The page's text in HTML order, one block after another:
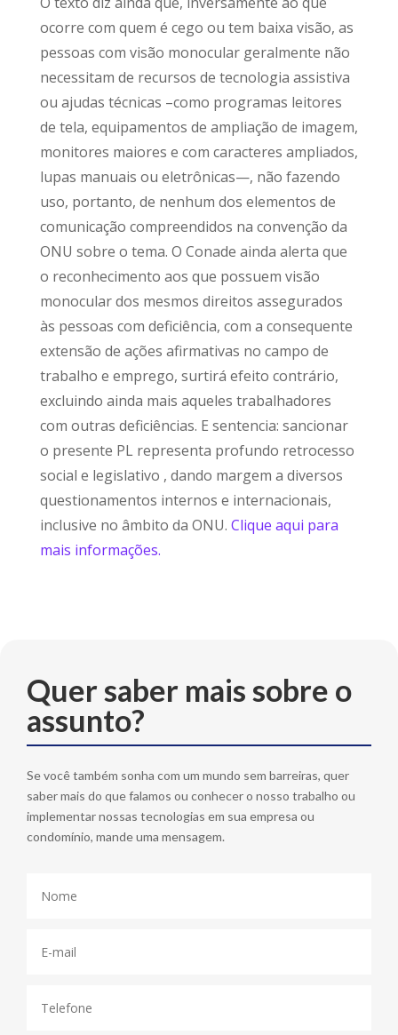
ocorre com quem é cego ou tem baixa visão, as
pessoas com visão monocular geralmente não
necessitam de recursos de tecnologia assistiva
ou ajudas técnicas –como programas leitores
de tela, equipamentos de ampliação de imagem,
monitores maiores e com caracteres ampliados,
lupas manuais ou eletrônicas—, não fazendo
uso, portanto, de nenhum dos elementos de
comunicação compreendidos na convenção da
ONU sobre o tema. O Conade ainda alerta que
o reconhecimento aos que possuem visão
monocular dos mesmos direitos assegurados
às pessoas com deficiência, com a consequente
extensão de ações afirmativas no campo de
trabalho e emprego, surtirá efeito contrário,
excluindo ainda mais aqueles trabalhadores
com outras deficiências. E sentencia: sancionar
o presente PL representa profundo retrocesso
social e legislativo , dando margem a diversos
questionamentos internos e internacionais,
inclusive no âmbito da ONU. Clique aqui para
mais informações.
Quer saber mais sobre o
assunto?
Se você também sonha com um mundo sem barreiras, quer
saber mais do que falamos ou conhecer o nosso trabalho ou
implementar nossas tecnologias em sua empresa ou
condomínio, mande uma mensagem.